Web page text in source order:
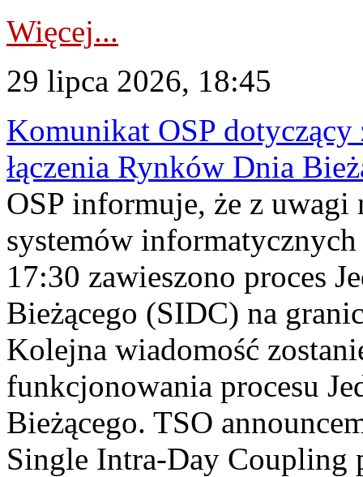
Więcej...
29 lipca 2026, 18:45
Komunikat OSP dotyczący
łączenia Rynków Dnia
OSP informuje, że z uwagi
systemów
17:30 zawieszono proces
Bieżącego (SIDC) na
Kolejna wiadomość
funkcjonowania procesu
Bieżącego. TSO
Single Intra-Day Coupling